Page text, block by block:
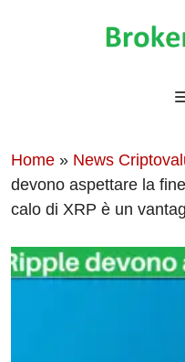
Home » News
devono aspettare la
calo di XRP è un